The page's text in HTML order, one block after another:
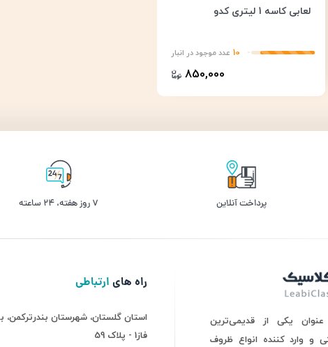
10 عدد موجود در انبار
لعابی کاسه 1 لیتری کدو
850,000
پرداخت آنلاین
۷ روز ﻫﻔﺘﻪ، ۲۴ ﺳﺎﻋﺘﻪ
یکی از قدیمی‌ترین
و وارد کننده انواع ظروف
راه هایارتباطی
استان گلستان، شهرستان بندرترکمن،
فاز1 - پلاک 59